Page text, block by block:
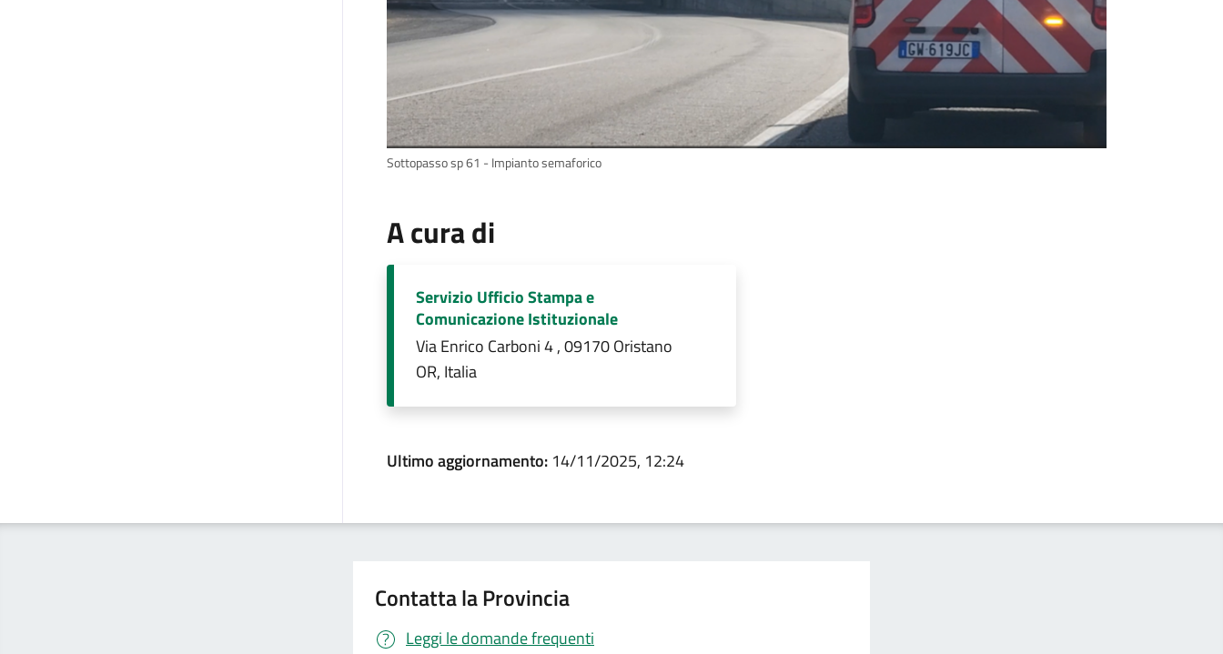
Sottopasso sp 61 - Impianto semaforico
A cura di
Servizio Ufficio Stampa e
Comunicazione Istituzionale
Via Enrico Carboni 4 , 09170 Oristano
OR, Italia
Ultimo aggiornamento: 14/11/2025, 12:24
Contatta la Provincia
Leggi le domande frequenti